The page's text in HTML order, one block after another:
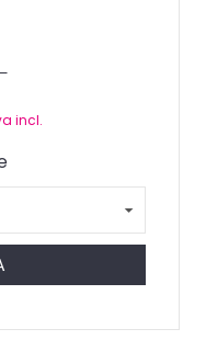
incl.